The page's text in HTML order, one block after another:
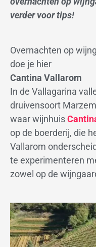
verder voor tips!
Overnachten op
doe je hier
Cantina Vallarom
In de Vallagarina
druivensoort
waar wijnhuis
op de boerderij, die
Vallarom
te experimenteren
zowel op de